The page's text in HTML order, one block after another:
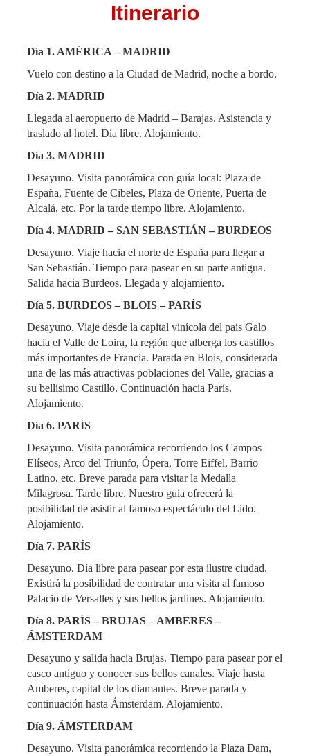
Itinerario
Día 1. AMÉRICA – MADRID
Vuelo con destino a la Ciudad de Madrid, noche a bordo.
Día 2. MADRID
Llegada al aeropuerto de Madrid – Barajas. Asistencia y
traslado al hotel. Día libre. Alojamiento.
Día 3. MADRID
Desayuno. Visita panorámica con guía local: Plaza de
España, Fuente de Cibeles, Plaza de Oriente, Puerta de
Alcalá, etc. Por la tarde tiempo libre. Alojamiento.
Día 4. MADRID – SAN SEBASTIÁN – BURDEOS
Desayuno. Viaje hacia el norte de España para llegar a
San Sebastián. Tiempo para pasear en su parte antigua.
Salida hacia Burdeos. Llegada y alojamiento.
Día 5. BURDEOS – BLOIS – PARÍS
Desayuno. Viaje desde la capital vinícola del país Galo
hacia el Valle de Loira, la región que alberga los castillos
más importantes de Francia. Parada en Blois, considerada
una de las más atractivas poblaciones del Valle, gracias a
su bellísimo Castillo. Continuación hacia París.
Alojamiento.
Día 6. PARÍS
Desayuno. Visita panorámica recorriendo los Campos
Elíseos, Arco del Triunfo, Ópera, Torre Eiffel, Barrio
Latino, etc. Breve parada para visitar la Medalla
Milagrosa. Tarde libre. Nuestro guía ofrecerá la
posibilidad de asistir al famoso espectáculo del Lido.
Alojamiento.
Día 7. PARÍS
Desayuno. Día libre para pasear por esta ilustre ciudad.
Existirá la posibilidad de contratar una visita al famoso
Palacio de Versalles y sus bellos jardines. Alojamiento.
Día 8. PARÍS – BRUJAS – AMBERES –
ÁMSTERDAM
Desayuno y salida hacia Brujas. Tiempo para pasear por el
casco antiguo y conocer sus bellos canales. Viaje hasta
Amberes, capital de los diamantes. Breve parada y
continuación hasta Ámsterdam. Alojamiento.
Día 9. ÁMSTERDAM
Desayuno. Visita panorámica recorriendo la Plaza Dam,